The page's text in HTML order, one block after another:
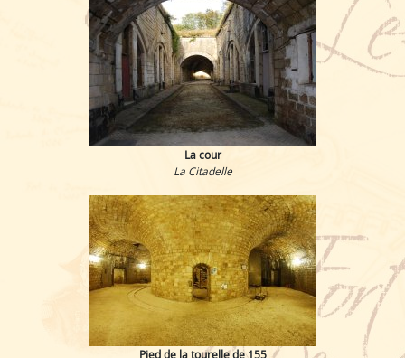
La cour
La Citadelle
Pied de la tourelle de 155